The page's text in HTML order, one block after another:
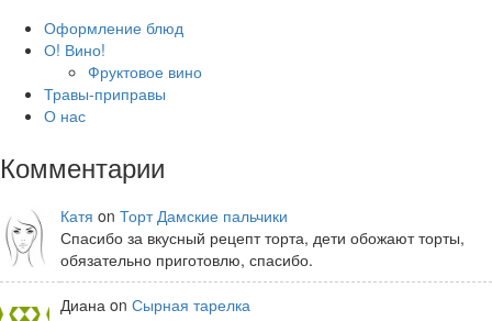
Оформление блюд
О! Вино!
Фруктовое вино
Травы-приправы
О нас
Комментарии
Катя on Торт Дамские пальчики
Спасибо за вкусный рецепт торта, дети обожают торты,
обязательно приготовлю, спасибо.
Диана on Сырная тарелка